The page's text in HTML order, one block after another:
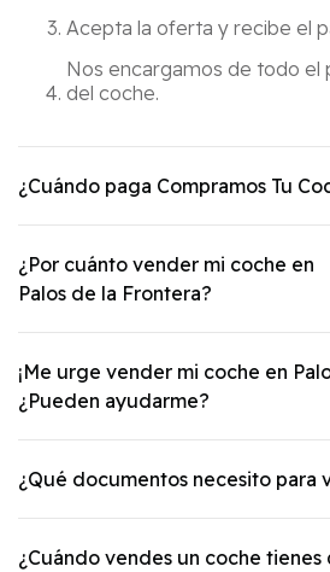
Acepta la oferta y recibe el
Nos encargamos de todo el
del coche.
¿Cuándo paga Compramos Tu
¿Por cuánto vender mi coche en
Palos de la Frontera?
¡Me urge vender mi coche en
¿Pueden ayudarme?
¿Qué documentos necesito para
¿Cuándo vendes un coche